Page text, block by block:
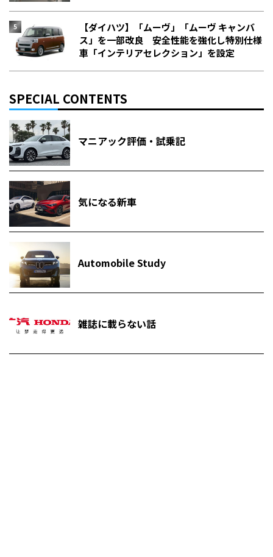
【ダイハツ】「ムーヴ」「ムーヴ キャンバ
ス」を一部改良 安全性能を強化し特別仕様
車「インテリアセレクション」を設定
SPECIAL CONTENTS
マニアック評価・試乗記
気になる新車
Automobile Study
雑誌に載らない話